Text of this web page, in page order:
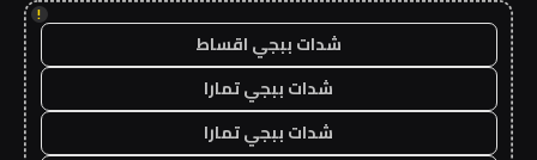
!
شدات ببجي اقساط
شدات ببجي تمارا
شدات ببجي تمارا